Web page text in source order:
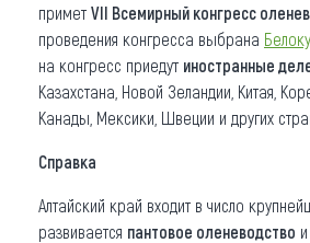
примет VII Всемирный конгресс
проведения конгресса выбрана
на конгресс приедут иностранные
Казахстана, Новой Зеландии, Китая,
Канады, Мексики, Швеции и других
Справка
Алтайский край входит в число
развивается пантовое оленеводство